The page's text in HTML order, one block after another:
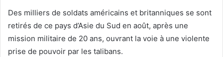
Des milliers de soldats américains et britanniques se sont
retirés de ce pays d’Asie du Sud en août, après une
mission militaire de 20 ans, ouvrant la voie à une violente
prise de pouvoir par les talibans.